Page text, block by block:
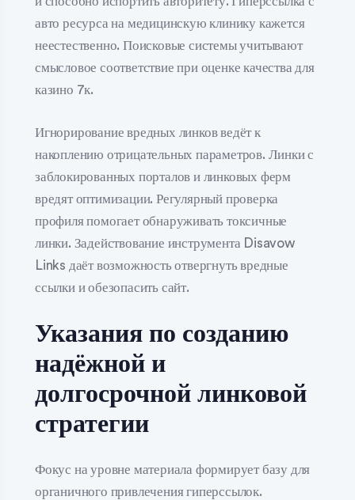
авто ресурса на медицинскую клинику кажется
неестественно. Поисковые системы учитывают
смысловое соответствие при оценке качества для
казино 7к.
Игнорирование вредных линков ведёт к
накоплению отрицательных параметров. Линки с
заблокированных порталов и линковых ферм
вредят оптимизации. Регулярный проверка
профиля помогает обнаруживать токсичные
линки. Задействование инструмента Disavow
Links даёт возможность отвергнуть вредные
ссылки и обезопасить сайт.
Указания по созданию
надёжной и
долгосрочной линковой
стратегии
Фокус на уровне материала формирует базу для
органичного привлечения гиперссылок.